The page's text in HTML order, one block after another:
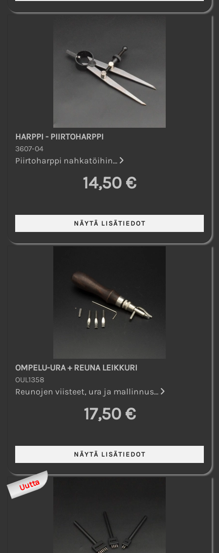
HARPPI - PIIRTOHARPPI
3607-04
Piirtoharppi nahkatöihin...
14,50 €
OMPELU-URA + REUNA LEIKKURI
OUL1358
Reunojen viisteet, ura ja mallinnus...
17,50 €
Uutta